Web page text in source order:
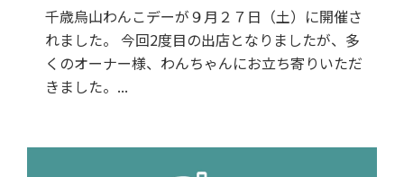
千歳烏山わんこデーが９月２７日（土）に開催さ
れました。 今回2度目の出店となりましたが、多
くのオーナー様、わんちゃんにお立ち寄りいただ
きました。...